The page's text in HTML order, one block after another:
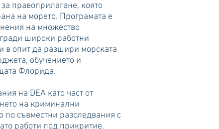
правоприлагане, която
на морето. Програмата е
на множество
широки работни
в опит да разшири морската
обучението и
Флорида.
на DEA като част от
на криминални
съвместни разследвания с
работи под прикритие.